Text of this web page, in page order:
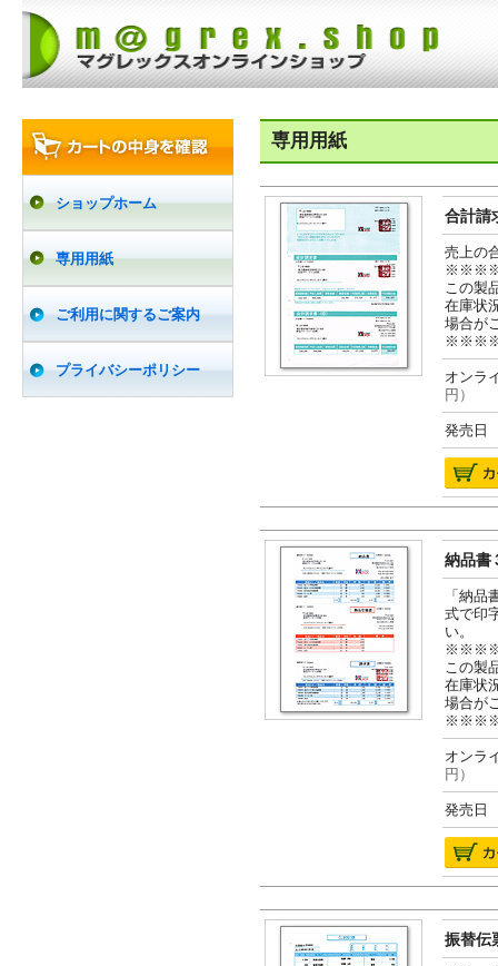
ショップホーム
専用用紙
ご利用に関するご案内
プライバシーポリシー
専用用紙
合計請
売上の
この製
在庫状
場合が
オン
円）
発売日
納品書
「納
式で印
い。
この製
在庫状
場合が
オン
円）
発売日
振替伝